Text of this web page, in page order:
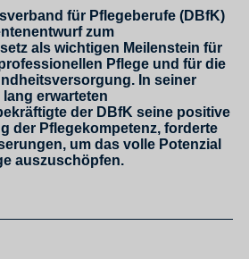
für Pflegeberufe (DBfK)
zum
als wichtigen Meilenstein für
Pflege und für die
In seiner
erwarteten
der DBfK seine positive
der Pflegekompetenz, forderte
um das volle Potenzial
auszuschöpfen.